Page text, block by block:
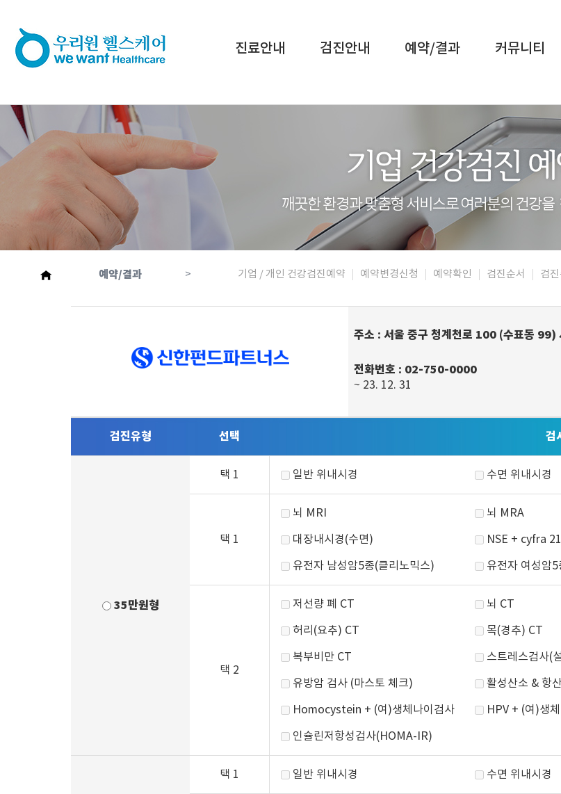
진료안내 검진안내 예약/결과 커뮤니티
예약/결과 > 기업 / 개인 건강검진예약 예약변경신청 예약확인 검진순서 검
주소 : 서울 중구 청계천로 100 (수표동 99)
전화번호 : 02-750-0000
~ 23. 12. 31
검진유형 선택 검
35만원형
택 1 일반 위내시경 수면 위내시경
택 1
뇌 MRI 뇌 MRA
대장내시경(수면) NSE + cyfra
유전자 남성암5종(클리노믹스) 유전자 여성암
택 2
저선량 폐 CT 뇌 CT
허리(요추) CT 목(경추) CT
복부비만 CT 스트레스검사(
유방암 검사 (마스토 체크) 활성산소 & 항
Homocystein + (여)생체나이검사 HPV + (여)생
인슐린저항성검사(HOMA-IR)
택 1 일반 위내시경 수면 위내시경